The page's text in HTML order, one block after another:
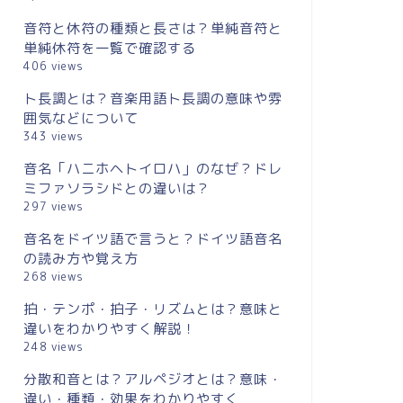
音符と休符の種類と長さは？単純音符と
単純休符を一覧で確認する
406 views
ト長調とは？音楽用語ト長調の意味や雰
囲気などについて
343 views
音名「ハニホヘトイロハ」のなぜ？ドレ
ミファソラシドとの違いは？
297 views
音名をドイツ語で言うと？ドイツ語音名
の読み方や覚え方
268 views
拍・テンポ・拍子・リズムとは？意味と
違いをわかりやすく解説！
248 views
分散和音とは？アルペジオとは？意味・
違い・種類・効果をわかりやすく